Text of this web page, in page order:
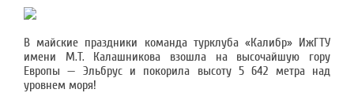
В майские праздники команда турклуба «Калибр» ИжГТУ
имени М.Т. Калашникова взошла на высочайшую гору
Европы — Эльбрус и покорила высоту 5 642 метра над
уровнем моря!